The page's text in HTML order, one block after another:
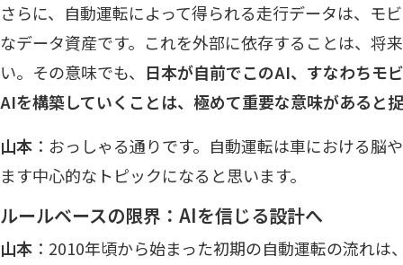
さらに、自動運転によって得られる走行データは、モ
なデータ資産です。これを外部に依存することは、将
い。その意味でも、 日本が自前でこのAI、すなわちモ
AIを構築していくことは、極めて重要な意味があると
山本 ：おっしゃる通りです。自動運転は車における脳
ます中心的なトピックになると思います。
ルールベースの限界：AIを信じる設計へ
山本 ：2010年頃から始まった初期の自動運転の流れは